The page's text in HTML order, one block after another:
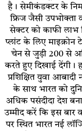
है। सेमीकंडक्टर के
फ्रिज जैसी उपभोक्ता
सेक्टर को काफी लाभ
प्लांट के लिए माइक्रोन
चेन से जुड़ी 200 से
करते हुए दिखाई देंगी।
प्रशिक्षित युवा
के साथ भारत को
अधिक पसंदीदा देश
उम्मीद करें कि इस बार
पर स्थित भारत नई